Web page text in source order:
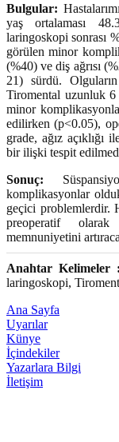
Bulgular:
yaş ortalaması
laringoskopi sonrası
görülen minor
(%40) ve diş ağrısı
21) sürdü.
Tiromental uzunluk 6
minor
edilirken (p<0.05),
grade, ağız açıklığı
bir ilişki tespit
Sonuç:
komplikasyonlar
geçici problemlerdir.
preoperatif
memnuniyetini
Anahtar Kelimeler :
laringoskopi,
Ana Sayfa
Uyarılar
Künye
İçindekiler
Yazarlara Bilgi
İletişim